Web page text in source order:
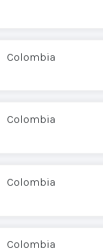
Colombia
Colombia
Colombia
Colombia